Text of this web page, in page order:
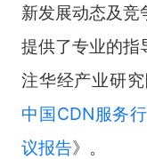
新发展动态及竞
提供了专业的指
注华经产业研
中国CDN服务
议报告》。